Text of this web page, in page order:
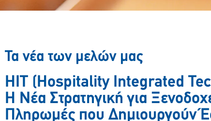
Τα νέα των μελών μας
HIT (Hospitality Integrated
Η Νέα Στρατηγική για
Πληρωμές που Δημιουργούν